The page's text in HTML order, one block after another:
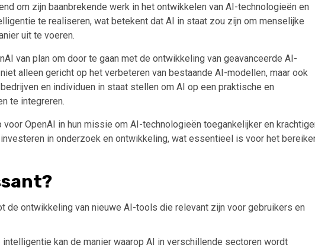
om zijn baanbrekende werk in het ontwikkelen van AI-technologieën en
te realiseren, wat betekent dat AI in staat zou zijn om menselijke
uit te voeren.
van plan om door te gaan met de ontwikkeling van geavanceerde AI-
alleen gericht op het verbeteren van bestaande AI-modellen, maar ook
en individuen in staat stellen om AI op een praktische en
te integreren.
OpenAI in hun missie om AI-technologieën toegankelijker en
in onderzoek en ontwikkeling, wat essentieel is voor het
de ontwikkeling van nieuwe AI-tools die relevant zijn voor gebruikers en
kan de manier waarop AI in verschillende sectoren wordt